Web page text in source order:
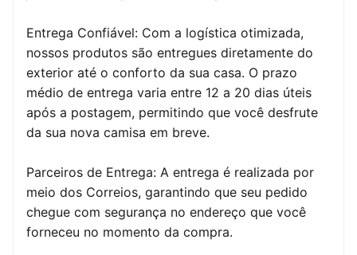
Entrega Confiável: Com a logística otimizada,
nossos produtos são entregues diretamente do
exterior até o conforto da sua casa. O prazo
médio de entrega varia entre 12 a 20 dias úteis
após a postagem, permitindo que você desfrute
da sua nova camisa em breve.
Parceiros de Entrega: A entrega é realizada por
meio dos Correios, garantindo que seu pedido
chegue com segurança no endereço que você
forneceu no momento da compra.